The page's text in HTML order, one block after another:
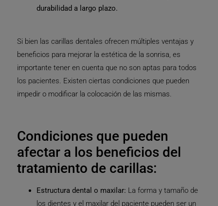
durabilidad a largo plazo.
Si bien las carillas dentales ofrecen múltiples ventajas y
beneficios para mejorar la estética de la sonrisa, es
importante tener en cuenta que no son aptas para todos
los pacientes. Existen ciertas condiciones que pueden
impedir o modificar la colocación de las mismas.
Condiciones que pueden
afectar a los beneficios del
tratamiento de carillas:
Estructura dental o maxilar: La forma y tamaño de
los dientes y el maxilar del paciente pueden ser un